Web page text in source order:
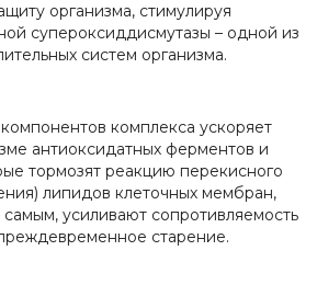
организма, стимулируя
супероксиддисмутазы – одной из
систем организма.
комплекса ускоряет
антиоксидатных ферментов и
тормозят реакцию перекисного
липидов клеточных мембран,
усиливают сопротивляемость
старение.